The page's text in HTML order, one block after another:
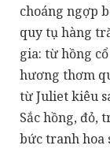
choáng ngợp
quy tụ hàng
gia: từ hồng cổ
hương thơm
từ Juliet kiêu
Sắc hồng, đỏ,
bức tranh hoa